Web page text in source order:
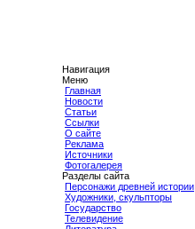
Навигация
Меню
Главная
Новости
Статьи
Ссылки
О сайте
Реклама
Источники
Фотогалерея
Разделы сайта
Персонажи древней истории
Художники, скульпторы
Государство
Телевидение